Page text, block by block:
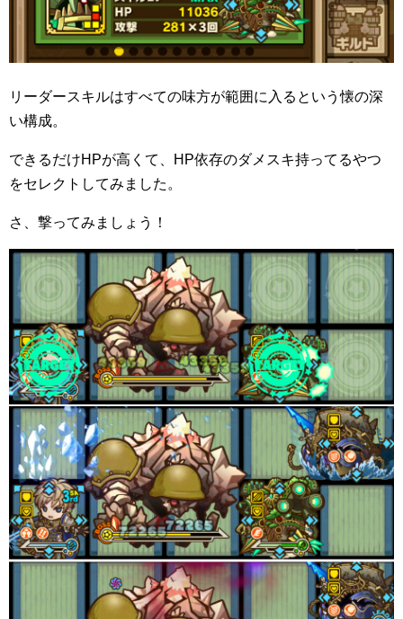
リーダースキルはすべての味方が範囲に入るという懐の深
い構成。
できるだけHPが高くて、HP依存のダメスキ持ってるやつ
をセレクトしてみました。
さ、撃ってみましょう！